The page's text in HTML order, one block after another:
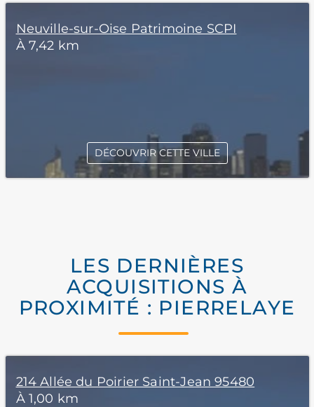
Neuville-sur-Oise Patrimoine SCPI
À 7,42 km
DÉCOUVRIR CETTE VILLE
LES DERNIÈRES
ACQUISITIONS À
PROXIMITÉ : PIERRELAYE
214 Allée du Poirier Saint-Jean 95480
À 1,00 km